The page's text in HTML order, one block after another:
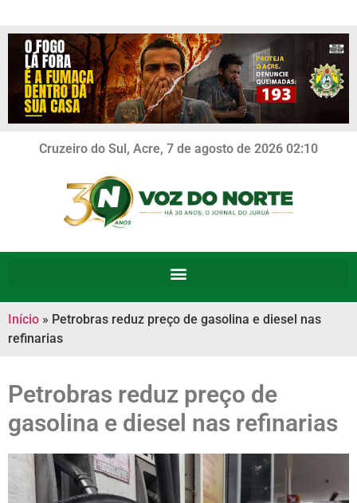
Cruzeiro do Sul, Acre, 7 de agosto de 2026 02:10
Início » Petrobras reduz preço de gasolina e diesel nas
refinarias
Petrobras reduz preço de
gasolina e diesel nas refinarias